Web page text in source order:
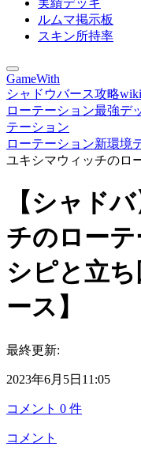
実績デッキ
ルムマ掲示板
スキン所持率
GameWith
シャドウバース攻略wiki
ローテーション最強デ
テーション
ローテーション新環境
ユキシマウィッチのロ
【シャド
チのロー
シピと立
ース】
最終更新:
2023年6月5日11:05
コメント 0 件
コメント